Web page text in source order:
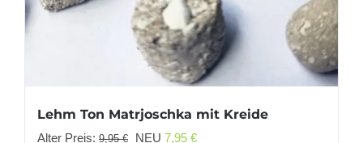
Lehm Ton Matrjoschka mit Kreide
Alter Preis: 9,95€
Ursprünglicher
NEU 7,95 €Aktueller